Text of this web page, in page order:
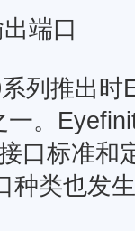
端口
推出时
。
口标准和
种类也发